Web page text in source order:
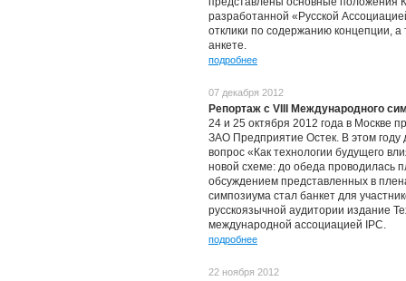
разработанной «Русской
отклики по содержанию концепции,
анкете.
подробнее
07 декабря 2012
Репортаж с VIII Международного
24 и 25 октября 2012 года в Москве
ЗАО Предприятие Остек. В этом
вопрос «Как технологии будущего
новой схеме: до обеда проводилась
обсуждением представленных в
симпозиума стал банкет для
русскоязычной аудитории издание
международной ассоциацией IPC.
подробнее
22 ноября 2012